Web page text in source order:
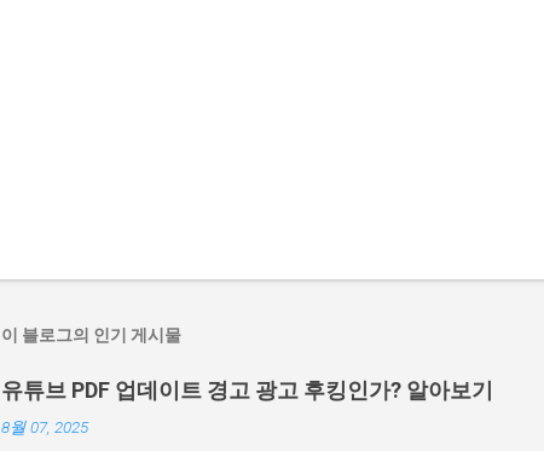
이 블로그의 인기 게시물
유튜브 PDF 업데이트 경고 광고 후킹인가? 알아보기
8월 07, 2025